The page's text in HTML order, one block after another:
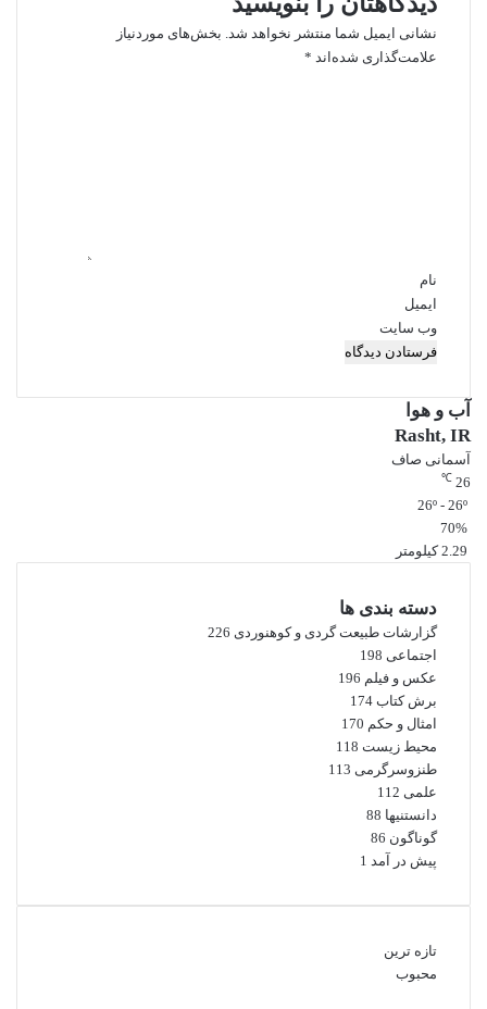
نشانی ایمیل شما منتشر نخواهد شد. بخش‌های موردنیاز
علامت‌گذاری شده‌اند *
نام
ایمیل
وب‌ سایت
آب و هوا
Rasht, IR
آسمانی صاف
26
℃
70%
2.29 کیلومتر
دسته بندی ها
گزارشات طبیعت گردی و کوهنوردی 226
اجتماعی 198
عکس و فیلم 196
برش کتاب 174
امثال و حکم 170
محیط زیست 118
طنزوسرگرمی 113
علمی 112
دانستنیها 88
گوناگون 86
پیش در آمد 1
تازه ترین
محبوب